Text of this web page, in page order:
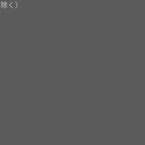
く）